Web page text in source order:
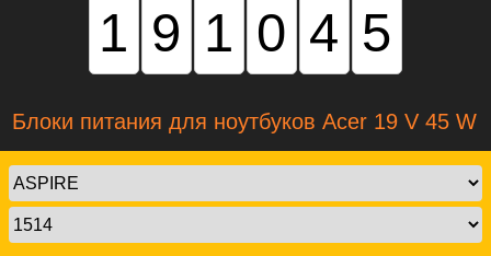
191045
Блоки питания для ноутбуков Acer 19 V 45 W